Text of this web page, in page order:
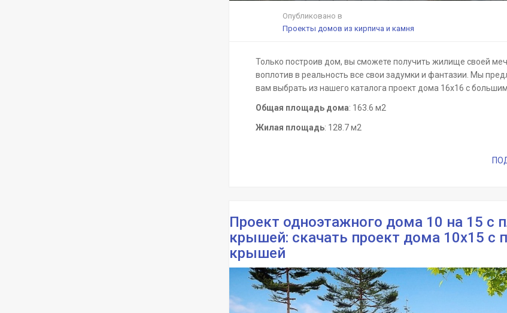
Опубликовано в
Проекты домов из кирпича и камня
Только построив дом, вы сможете получить жилище своей
воплотив в реальность все свои задумки и фантазии. Мы
вам выбрать из нашего каталога проект дома 16х16 с
Общая площадь дома: 163.6 м2
Жилая площадь: 128.7 м2
Проект одноэтажного дома 10 на 15 с
крышей: скачать проект дома 10х15 с
крышей